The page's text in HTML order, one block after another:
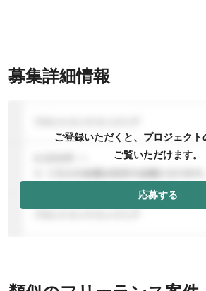
募集詳細情報
ご登録いただくと、プロジェクト
ご覧いただけます。
応募する